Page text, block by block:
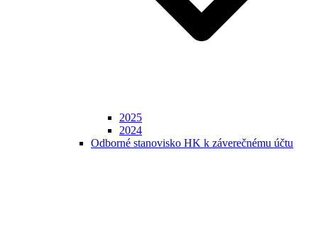
2025
2024
Odborné stanovisko HK k záverečnému účtu